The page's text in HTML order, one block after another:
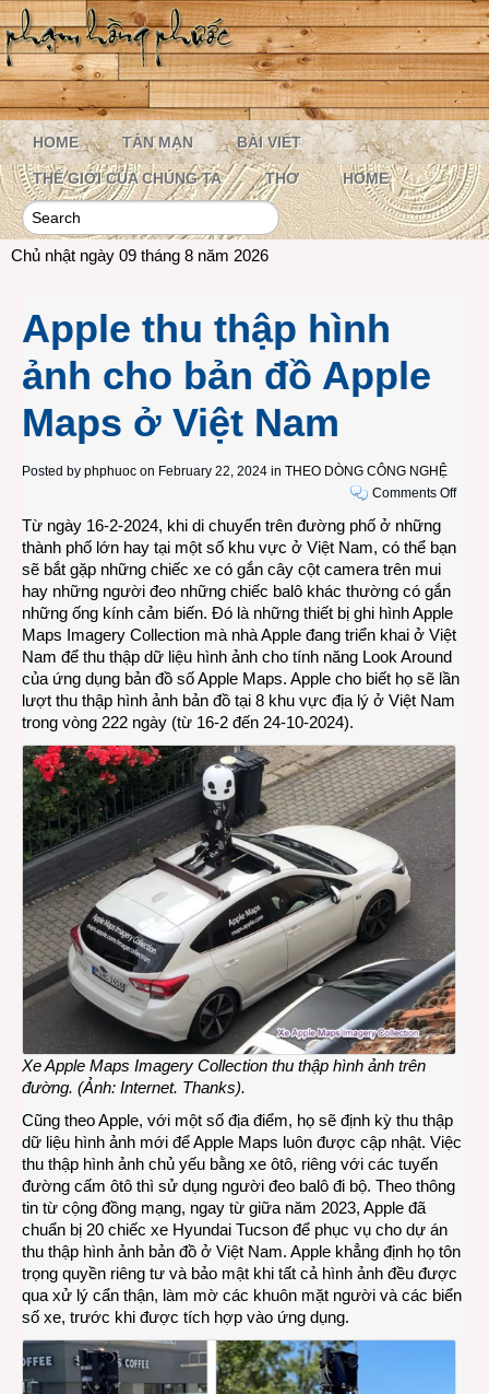
HOME TẢN MẠN BÀI VIẾT
THẾ GIỚI CỦA CHÚNG TA THƠ HOME
Chủ nhật ngày 09 tháng 8 năm 2026
Apple thu thập hình
ảnh cho bản đồ Apple
Maps ở Việt Nam
Posted by phphuoc on February 22, 2024 in THEO DÒNG CÔNG NGHỆ
Comments Offon
thập
bản
Apple
Từ ngày 16-2-2024, khi di chuyển trên đường phố ở những
thành phố lớn hay tại một số khu vực ở Việt Nam, có thể bạn
sẽ bắt gặp những chiếc xe có gắn cây cột camera trên mui
hay những người đeo những chiếc balô khác thường có gắn
những ống kính cảm biến. Đó là những thiết bị ghi hình Apple
Maps Imagery Collection mà nhà Apple đang triển khai ở Việt
Nam để thu thập dữ liệu hình ảnh cho tính năng Look Around
của ứng dụng bản đồ số Apple Maps. Apple cho biết họ sẽ lần
lượt thu thập hình ảnh bản đồ tại 8 khu vực địa lý ở Việt Nam
trong vòng 222 ngày (từ 16-2 đến 24-10-2024).
Xe Apple Maps Imagery Collection thu thập hình ảnh trên
đường. (Ảnh: Internet. Thanks).
Cũng theo Apple, với một số địa điểm, họ sẽ định kỳ thu thập
dữ liệu hình ảnh mới để Apple Maps luôn được cập nhật. Việc
thu thập hình ảnh chủ yếu bằng xe ôtô, riêng với các tuyến
đường cấm ôtô thì sử dụng người đeo balô đi bộ. Theo thông
tin từ cộng đồng mạng, ngay từ giữa năm 2023, Apple đã
chuẩn bị 20 chiếc xe Hyundai Tucson để phục vụ cho dự án
thu thập hình ảnh bản đồ ở Việt Nam. Apple khẳng định họ tôn
trọng quyền riêng tư và bảo mật khi tất cả hình ảnh đều được
qua xử lý cẩn thận, làm mờ các khuôn mặt người và các biển
số xe, trước khi được tích hợp vào ứng dụng.